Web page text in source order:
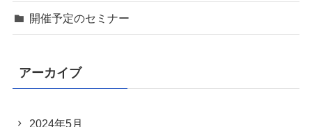
開催予定のセミナー
アーカイブ
2024年5月